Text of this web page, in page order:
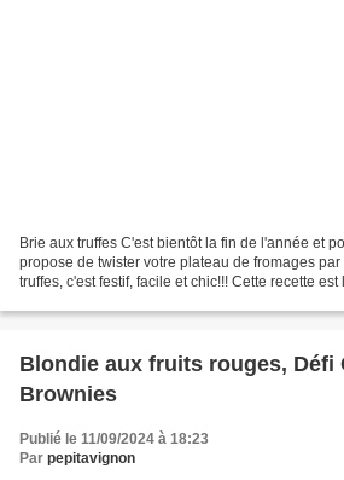
Brie aux truffes C'est bientôt la fin de l'année et
propose de twister votre plateau de fromages
truffes, c'est festif, facile et chic!!! Cette recette
Blondie aux fruits rouges, Défi
Brownies
Publié le 11/09/2024 à 18:23
Par pepitavignon